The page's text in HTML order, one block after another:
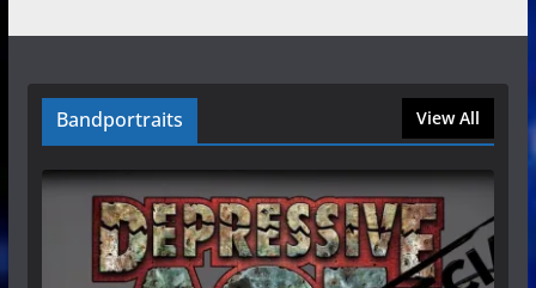
Bandportraits View All